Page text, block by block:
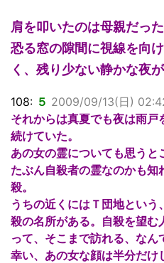
肩を叩いたのは母親だっ
恐る窓の隙間に視線を向
く、残り少ない静かな夜
108: ５ 2009/09/13(日)
それからは真夏でも夜は雨戸
続けていた。
あの女の霊についても思うと
たぶん自殺者の霊なのかも知
殺。
うちの近くにはＴ団地とい
殺の名所がある。自殺を望
って、そこまで訪れる、なん
幸い、あの女な顔は半分だけ